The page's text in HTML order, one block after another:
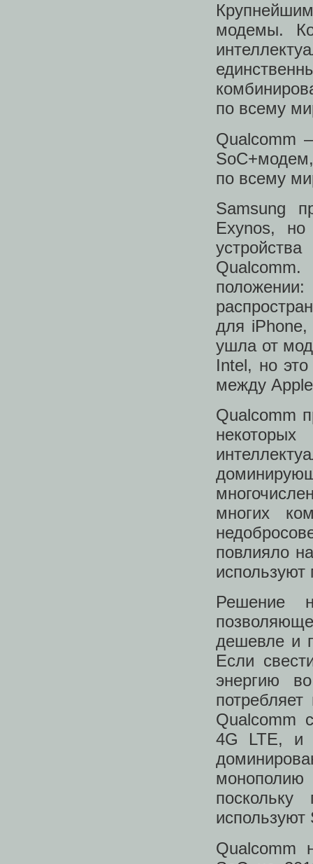
модемы.
по всему
Qualcomm
по всему
Samsung
Exynos,
для iPhone,
ушла от
Intel, но
между
Qualcomm
многих
повлияло
Решение
дешевле и
Если
энергию
Qualcomm
4G LTE, и
монополию
используют
Qualcomm